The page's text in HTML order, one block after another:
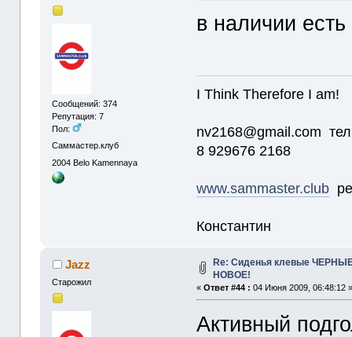
Сообщений: 374
Репутация: 7
Пол:
Саммастер.клуб
2004 Belo Kamennaya
в наличии
I Think Therefore I am!
nv2168@gmail.com
8 929676 2168
www.sammaster.club
Константин
Jazz
Старожил
Re: Сиденья клевые
НОВОЕ!
«Ответ #44 : 04 Июня 2009, 06:48:12
Активный